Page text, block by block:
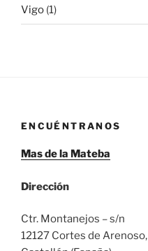
Vigo (1)
ENCUÉNTRANOS
Mas de la Mateba
Dirección
Ctr. Montanejos – s/n
12127 Cortes de Arenoso,